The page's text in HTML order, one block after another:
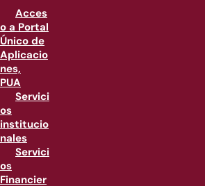
Acces
o a Portal
Único de
Aplicacio
nes,
PUA
Servici
os
institucio
nales
Servici
os
Financier